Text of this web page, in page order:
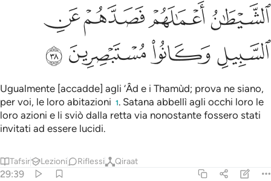
ﲶﲷﲸﲹ
ﲺﲻﲼ ﲽ
Ugualmente [accadde] agli ‘Âd e i Thamùd; prova ne siano,
per voi, le loro abitazioni 1. Satana abbellì agli occhi loro le
loro azioni e li sviò dalla retta via nonostante fossero stati
invitati ad essere lucidi.
Tafsir Lezioni Riflessi Qiraat
29:39